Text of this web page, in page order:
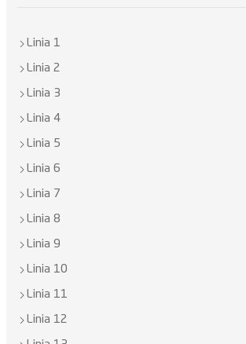
Linia 1
Linia 2
Linia 3
Linia 4
Linia 5
Linia 6
Linia 7
Linia 8
Linia 9
Linia 10
Linia 11
Linia 12